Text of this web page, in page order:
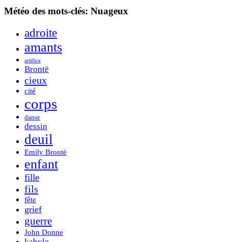
Météo des mots-clés: Nuageux
adroite
amants
artifice
Brontë
cieux
cité
corps
danse
dessin
deuil
Emily Brontë
enfant
fille
fils
fête
grief
guerre
John Donne